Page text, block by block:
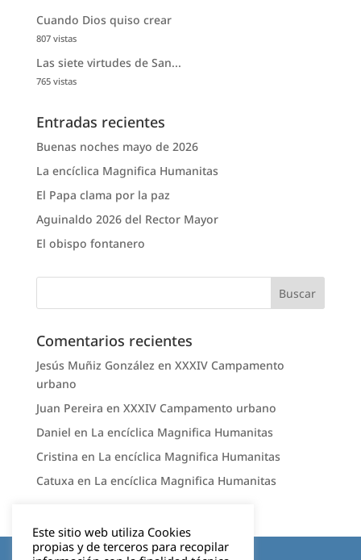
Cuando Dios quiso crear
807 vistas
Las siete virtudes de San...
765 vistas
Entradas recientes
Buenas noches mayo de 2026
La encíclica Magnifica Humanitas
El Papa clama por la paz
Aguinaldo 2026 del Rector Mayor
El obispo fontanero
Comentarios recientes
Jesús Muñiz González en XXXIV Campamento
urbano
Juan Pereira en XXXIV Campamento urbano
Daniel en La encíclica Magnifica Humanitas
Cristina en La encíclica Magnifica Humanitas
Catuxa en La encíclica Magnifica Humanitas
Aviso legal
Este sitio web utiliza Cookies
propias y de terceros para recopilar